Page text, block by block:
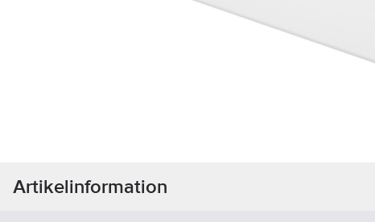
Artikelinformation